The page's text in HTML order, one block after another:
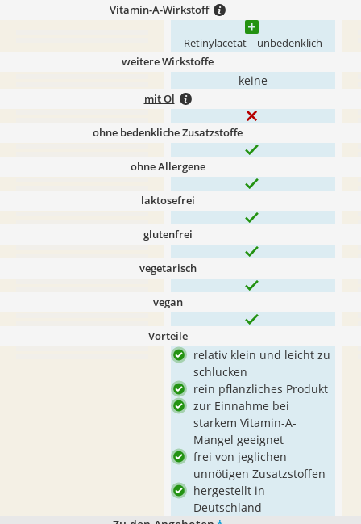
Vitamin-A-Wirkstoff
Retinylacetat – unbedenklich
weitere Wirkstoffe
keine
mit Öl
ohne bedenkliche Zusatzstoffe
ohne Allergene
laktosefrei
glutenfrei
vegetarisch
vegan
Vorteile
relativ klein und leicht zu
schlucken
rein pflanzliches Produkt
zur Einnahme bei
starkem Vitamin-A-
Mangel geeignet
frei von jeglichen
unnötigen Zusatzstoffen
hergestellt in
Deutschland